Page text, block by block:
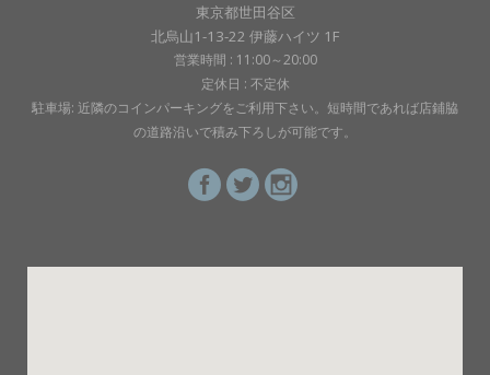
東京都世田谷区
北烏山1-13-22 伊藤ハイツ 1F
営業時間 : 11:00～20:00
定休日 : 不定休
駐車場: 近隣のコインパーキングをご利用下さい。短時間であれば店鋪脇
の道路沿いで積み下ろしが可能です。